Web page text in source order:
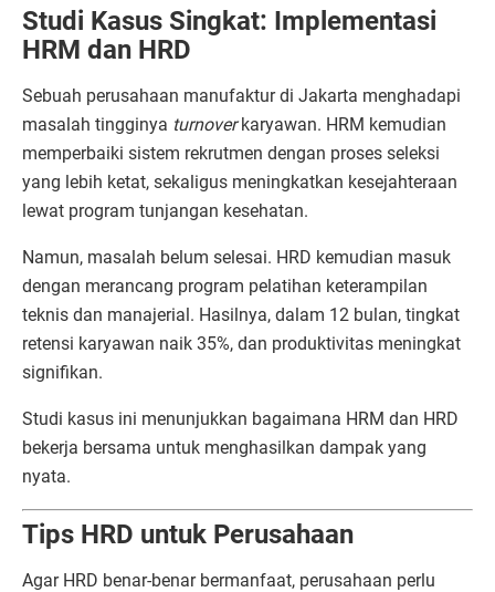
Studi Kasus Singkat: Implementasi
HRM dan HRD
Sebuah perusahaan manufaktur di Jakarta menghadapi
masalah tingginya turnoverkaryawan. HRM kemudian
memperbaiki sistem rekrutmen dengan proses seleksi
yang lebih ketat, sekaligus meningkatkan kesejahteraan
lewat program tunjangan kesehatan.
Namun, masalah belum selesai. HRD kemudian masuk
dengan merancang program pelatihan keterampilan
teknis dan manajerial. Hasilnya, dalam 12 bulan, tingkat
retensi karyawan naik 35%, dan produktivitas meningkat
signifikan.
Studi kasus ini menunjukkan bagaimana HRM dan HRD
bekerja bersama untuk menghasilkan dampak yang
nyata.
Tips HRD untuk Perusahaan
Agar HRD benar-benar bermanfaat, perusahaan perlu